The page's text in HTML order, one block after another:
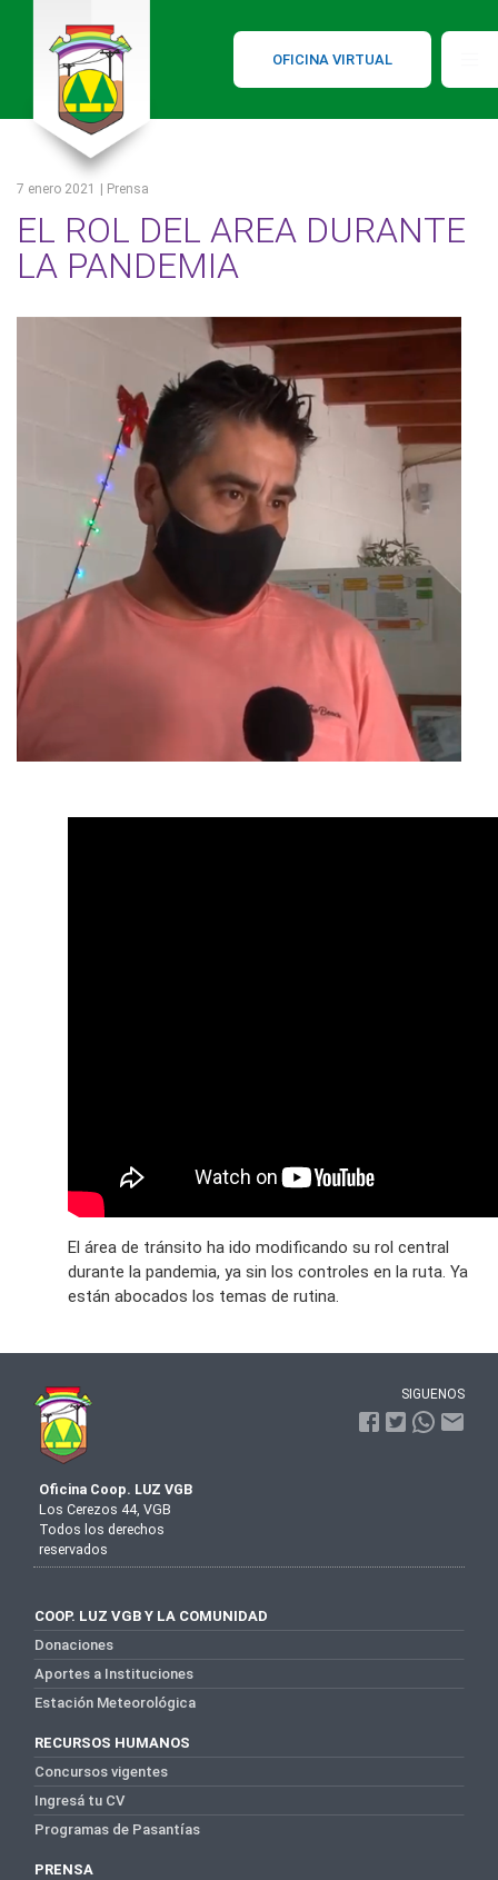
OFICINA VIRTUAL
7 enero 2021 | Prensa
EL ROL DEL AREA DURANTE
LA PANDEMIA
El área de tránsito ha ido modificando su rol central
durante la pandemia, ya sin los controles en la ruta. Ya
están abocados los temas de rutina.
Oficina Coop. LUZ VGB
Los Cerezos 44, VGB
Todos los derechos
reservados
SIGUENOS
COOP. LUZ VGB Y LA COMUNIDAD
Donaciones
Aportes a Instituciones
Estación Meteorológica
RECURSOS HUMANOS
Concursos vigentes
Ingresá tu CV
Programas de Pasantías
PRENSA